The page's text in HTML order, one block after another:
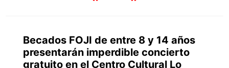
Becados FOJI de entre 8 y 14 años
presentarán imperdible concierto
gratuito en el Centro Cultural Lo